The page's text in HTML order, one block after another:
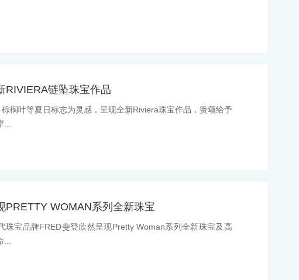
RIVIERA链坠珠宝作品
榈叶等夏日标志为灵感，呈现全新Riviera珠宝作品，赞颂给予
PRETTY WOMAN系列全新珠宝
珠宝品牌FRED斐登欣然呈现Pretty Woman系列全新珠宝及高